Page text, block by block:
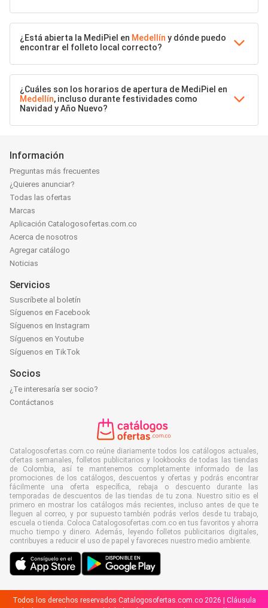
¿Está abierta la MediPiel en Medellín y dónde puedo
encontrar el folleto local correcto?
¿Cuáles son los horarios de apertura de MediPiel en
Medellín, incluso durante festividades como
Navidad y Año Nuevo?
Información
Preguntas más frecuentes
¿Quieres anunciar?
Todas las ofertas
Marcas
Aplicación Catalogosofertas.com.co
Acerca de nosotros
Agregar catálogo
Noticias
Servicios
Suscríbete al boletín
Síguenos en Facebook
Síguenos en Instagram
Síguenos en Youtube
Síguenos en TikTok
Socios
¿Te interesaría ser socio?
Contáctanos
Catalogosofertas.com.co reúne diariamente todos los catálogos actuales,
ofertas semanales, folletos publicitarios y lookbooks de todas las tiendas
de Colombia, así te mantenemos completamente informado de las
promociones de los catálogos, descuentos y ofertas y podrás encontrar
fácilmente una oferta específica, rebaja o descuento durante las
temporadas de descuentos de las tiendas de tu zona. Nuestro sitio es el
primero en mostrar los catálogos más recientes, incluso antes de que te
lleguen al correo, y por supuesto también podrás verlos desde tu trabajo,
escuela o tienda. Coloca Catalogosofertas.com.co en tus favoritos y ahorra
mucho tiempo y dinero. Además, leyendo folletos publicitarios digitales,
contribuyes a reducir el uso de papel y favoreces nuestro medio ambiente.
Todos los derechos reservados Catalogosofertas.com.co 2026 | Cláusula